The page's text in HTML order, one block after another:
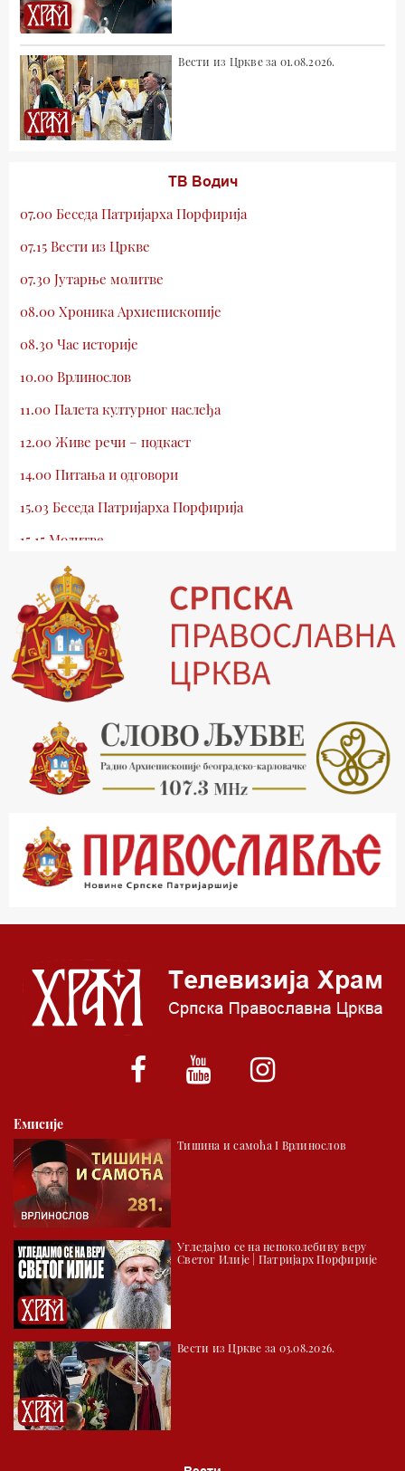
Вести из Цркве за 01.08.2026.
ТВ Водич
07.00 Беседа Патријарха Порфирија
07.15 Вести из Цркве
07.30 Јутарње молитве
08.00 Хроника Архиепископије
08.30 Час историје
10.00 Врлинослов
11.00 Палета културног наслеђа
12.00 Живе речи – подкаст
14.00 Питања и одговори
15.03 Беседа Патријарха Порфирија
15.15 Молитве
15.30 Млади у Цркви
16.03 Српски јерарси
16.30 Хроника Архиепископије
17.03 Фолклор магазин
17.30 Тврђаве Дунава
18.03 Кроз историју Београда
18.30 Врлинослов
19.40 Вечерње молитве
20.00 Вести из Цркве
20.15 Реч Архијереја
00.03 Црквена предавања и трибине
01.03 Српски јерарси
01.30 Хроника Архиепископије
02.30 Млади у Цркви
03.03 Палета културног наслеђа
04.00 Час историје
05.30 Храм културе
06.00 Црквена предавања и трибине
*најважније вести емитујемо на сваки пун сат
Емисије
Тишина и самоћа I Врлинослов
Угледајмо се на непоколебиву веру
Светог Илије | Патријарх Порфирије
Вести из Цркве за 03.08.2026.